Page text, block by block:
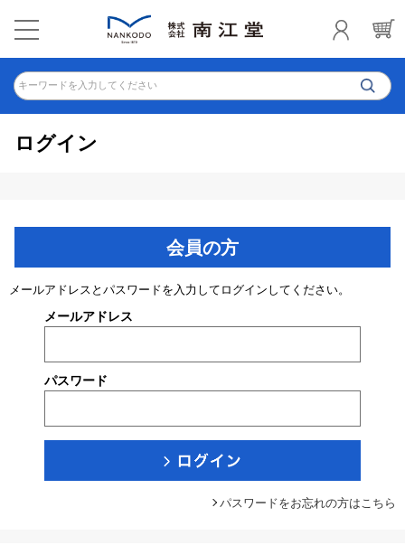
キーワードを入力してください
ログイン
会員の方
メールアドレスとパスワードを入力してログインしてください。
メールアドレス
パスワード
パスワードをお忘れの方はこちら